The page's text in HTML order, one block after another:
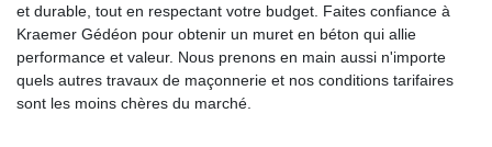
et durable, tout en respectant votre budget. Faites confiance à
Kraemer Gédéon pour obtenir un muret en béton qui allie
performance et valeur. Nous prenons en main aussi n'importe
quels autres travaux de maçonnerie et nos conditions tarifaires
sont les moins chères du marché.